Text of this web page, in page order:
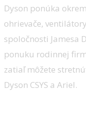
Dyson ponúka
ohrievače,
spoločnosti Jamesa
ponuku rodinnej
zatiaľ môžete
Dyson CSYS a Ariel.